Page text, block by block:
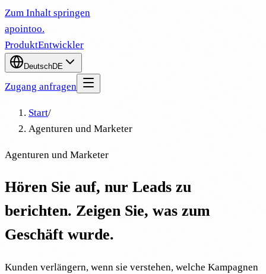
Zum Inhalt springen
apointoo.
ProduktEntwickler
DeutschDE
Zugang anfragen
Start/
Agenturen und Marketer
Agenturen und Marketer
Hören Sie auf, nur Leads zu
berichten. Zeigen Sie, was zum
Geschäft wurde.
Kunden verlängern, wenn sie verstehen, welche Kampagnen